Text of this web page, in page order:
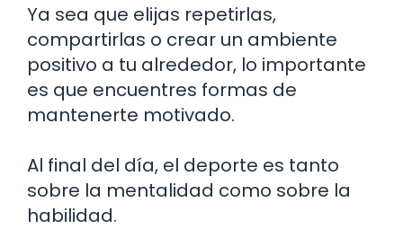
Ya sea que elijas repetirlas,
compartirlas o crear un ambiente
positivo a tu alrededor, lo importante
es que encuentres formas de
mantenerte motivado.
Al final del día, el deporte es tanto
sobre la mentalidad como sobre la
habilidad.